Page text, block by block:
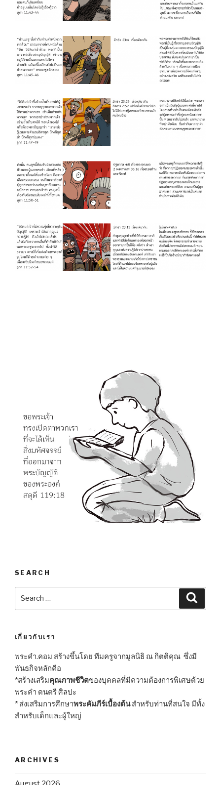
SEARCH
เกี่ยวกับเรา
พระคำ.คอม สร้างขึ้นโดย ทีมครูจากมูลนิธิ ณ กิตติคุณ ซึ่งมี
พันธกิจหลักคือ
*สร้างเสริมคุณภาพชีวิตของบุคคลที่มีความต้องการพิเศษด้วย
พระคำ ดนตรี ศิลปะ
* ส่งเสริมการศึกษาพระคัมภีร์เบื้องต้นสำหรับท่านที่สนใจ มีทั้ง
สำหรับเด็กและผู้ใหญ่
ARCHIVES